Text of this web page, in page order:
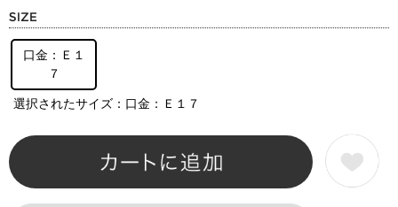
口金：Ｅ１
７
選択されたサイズ：口金：Ｅ１７